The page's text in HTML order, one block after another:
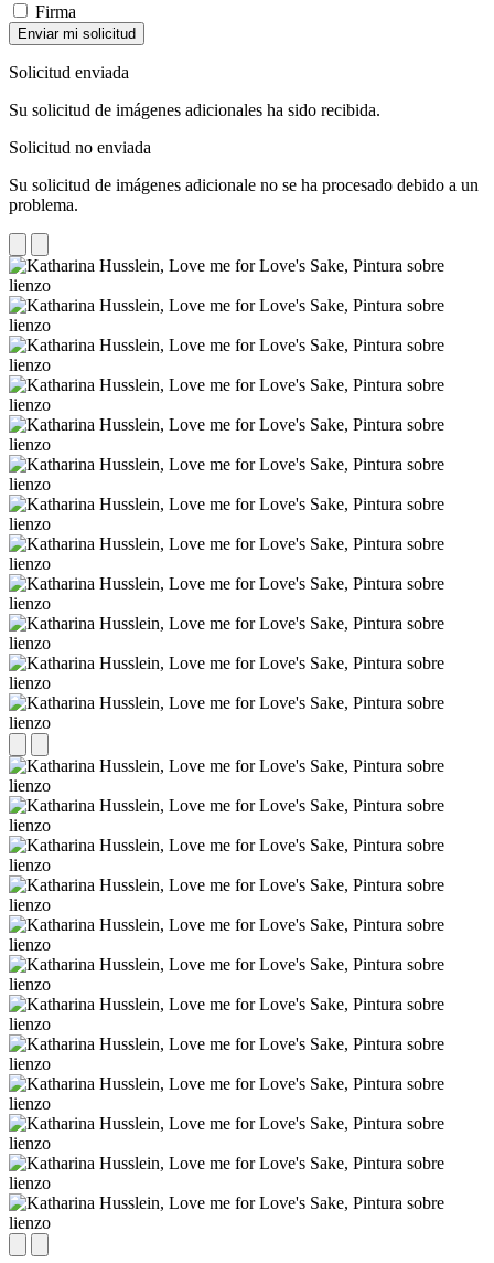
Firma
Enviar mi solicitud
Solicitud enviada
Su solicitud de imágenes adicionales ha sido recibida.
Solicitud no enviada
Su solicitud de imágenes adicionale no se ha procesado debido a un
problema.